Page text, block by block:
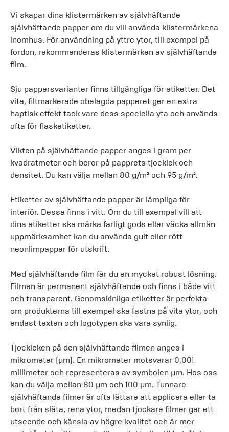
Vi skapar dina klistermärken av självhäftande
självhäftande papper om du vill använda klistermärkena
inomhus. För användning på yttre ytor, till exempel på
fordon, rekommenderas klistermärken av självhäftande
film.
Sju pappersvarianter finns tillgängliga för etiketter. Det
vita, filtmarkerade obelagda papperet ger en extra
haptisk effekt tack vare dess speciella yta och används
ofta för flasketiketter.
Vikten på självhäftande papper anges i gram per
kvadratmeter och beror på papprets tjocklek och
densitet. Du kan välja mellan 80 g/m² och 95 g/m².
Etiketter av självhäftande papper är lämpliga för
interiör. Dessa finns i vitt. Om du till exempel vill att
dina etiketter ska märka farligt gods eller väcka allmän
uppmärksamhet kan du använda gult eller rött
neonlimpapper för utskrift.
Med självhäftande film får du en mycket robust lösning.
Filmen är permanent självhäftande och finns i både vitt
och transparent. Genomskinliga etiketter är perfekta
om produkterna till exempel ska fastna på vita ytor, och
endast texten och logotypen ska vara synlig.
Tjockleken på den självhäftande filmen anges i
mikrometer (µm). En mikrometer motsvarar 0,001
millimeter och representeras av symbolen µm. Hos oss
kan du välja mellan 80 µm och 100 µm. Tunnare
självhäftande filmer är ofta lättare att applicera eller ta
bort från släta, rena ytor, medan tjockare filmer ger ett
utseende och känsla av högre kvalitet och är mer